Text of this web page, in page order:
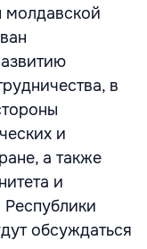
молдавской
в
и
а также
и
обсуждаться